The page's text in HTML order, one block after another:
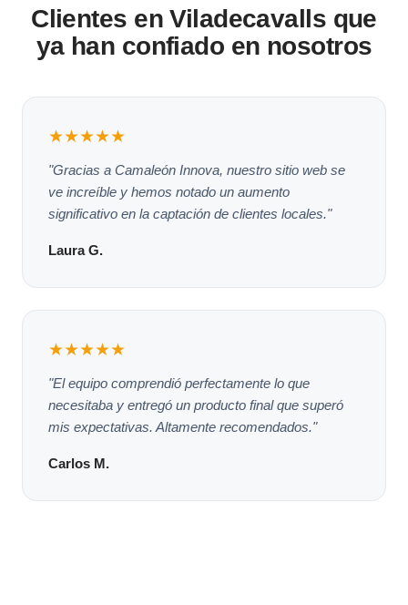
Clientes en Viladecavalls que
ya han confiado en nosotros
★★★★★
"Gracias a Camaleón Innova, nuestro sitio web se
ve increíble y hemos notado un aumento
significativo en la captación de clientes locales."
Laura G.
★★★★★
"El equipo comprendió perfectamente lo que
necesitaba y entregó un producto final que superó
mis expectativas. Altamente recomendados."
Carlos M.